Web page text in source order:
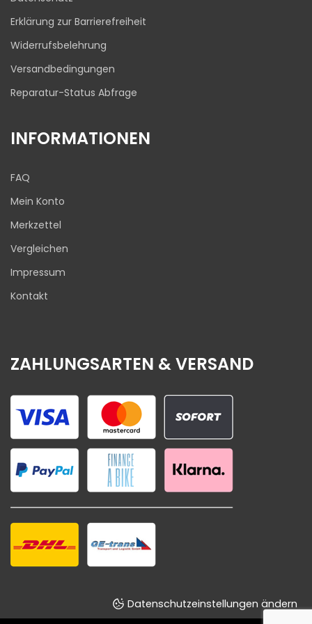
Erklärung zur Barrierefreiheit
Widerrufsbelehrung
Versandbedingungen
Reparatur-Status Abfrage
INFORMATIONEN
FAQ
Mein Konto
Merkzettel
Vergleichen
Impressum
Kontakt
ZAHLUNGSARTEN & VERSAND
Datenschutzeinstellungen ändern